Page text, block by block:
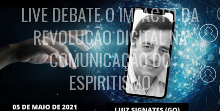
LIVE DEBATE O IMPACTO DA
REVOLUÇÃO DIGITAL NA
COMUNICAÇÃO DO
ESPIRITISMO